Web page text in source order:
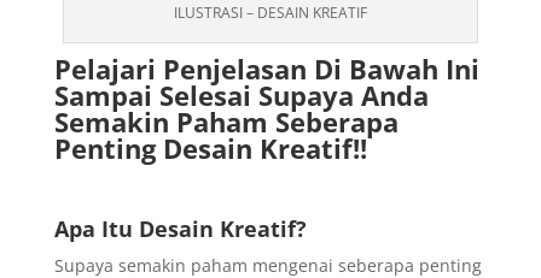
ILUSTRASI – DESAIN KREATIF
Pelajari Penjelasan Di Bawah Ini
Sampai Selesai Supaya Anda
Semakin Paham Seberapa
Penting Desain Kreatif!!
Apa Itu Desain Kreatif?
Supaya semakin paham mengenai seberapa penting